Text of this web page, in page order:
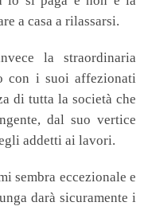
a casa a rilassarsi.
la straordinaria
con i suoi affezionati
di tutta la società che
dal suo vertice
addetti ai lavori.
sembra eccezionale e
darà sicuramente i